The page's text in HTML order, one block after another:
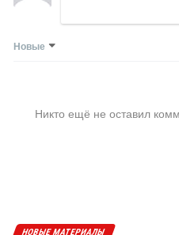
Новые
Никто ещё не оставил
НОВЫЕ МАТЕРИАЛЫ